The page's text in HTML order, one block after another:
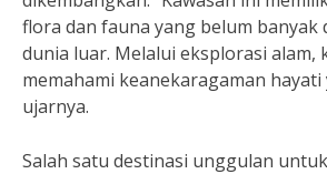
flora dan fauna yang belum banyak
dunia luar. Melalui eksplorasi alam,
memahami keanekaragaman hayati
ujarnya.
Salah satu destinasi unggulan